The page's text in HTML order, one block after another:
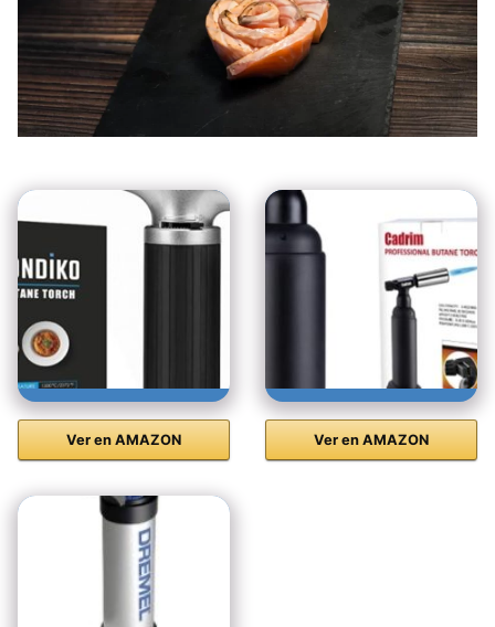
Ver en AMAZON Ver en AMAZON